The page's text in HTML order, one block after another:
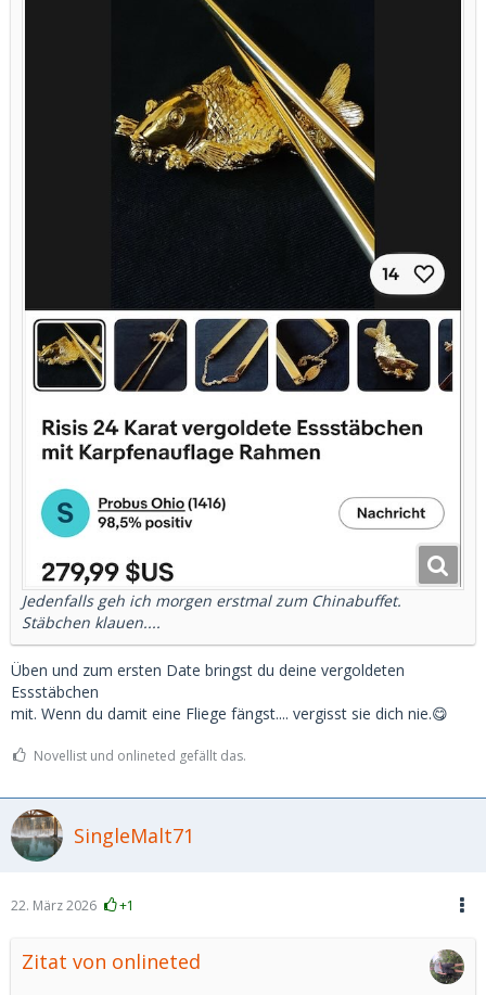
Jedenfalls geh ich morgen erstmal zum Chinabuffet.
Stäbchen klauen....
Üben und zum ersten Date bringst du deine vergoldeten
Essstäbchen
mit. Wenn du damit eine Fliege fängst.... vergisst sie dich nie.😋
Novellist und onlineted gefällt das.
SingleMalt71
22. März 2026 +1
Zitat von onlineted